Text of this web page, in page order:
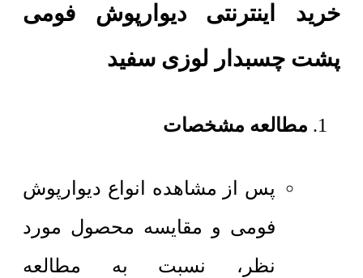
خرید اینترنتی دیوارپوش فومی
پشت چسبدار لوزی سفید
مطالعه مشخصات
پس از مشاهده انواع دیوارپوش
فومی و مقایسه محصول مورد
نظر، نسبت به مطالعه